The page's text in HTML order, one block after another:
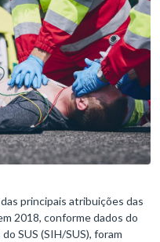
principais atribuições das
2018, conforme dados do
SUS (SIH/SUS), foram